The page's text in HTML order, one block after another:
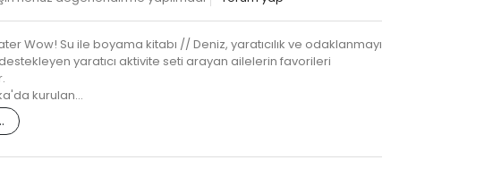
Wow! Su ile boyama kitabı // Deniz, yaratıcılık ve odaklanmayı
yaratıcı aktivite seti arayan ailelerin favorileri
kurulan…